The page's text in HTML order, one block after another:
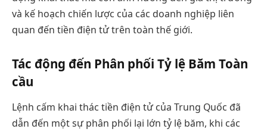
và kế hoạch chiến lược của các doanh nghiệp liên
quan đến tiền điện tử trên toàn thế giới.
Tác động đến Phân phối Tỷ lệ Băm Toàn
cầu
Lệnh cấm khai thác tiền điện tử của Trung Quốc đã
dẫn đến một sự phân phối lại lớn tỷ lệ băm, khi các